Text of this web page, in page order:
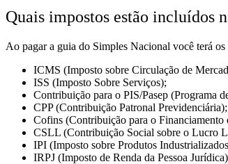
Quais impostos estão incluídos
Ao pagar a guia do Simples Nacional você terá os
ICMS (Imposto sobre Circulação de
ISS (Imposto Sobre Serviços);
Contribuição para o PIS/Pasep (Programa
CPP (Contribuição Patronal Previdenciária);
Cofins (Contribuição para o Financiamento
CSLL (Contribuição Social sobre o Lucro
IPI (Imposto sobre Produtos
IRPJ (Imposto de Renda da Pessoa